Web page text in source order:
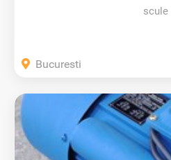
scule
Bucuresti